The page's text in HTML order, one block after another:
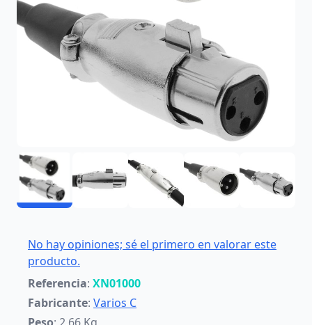
No hay opiniones; sé el primero en valorar este
producto.
Referencia: XN01000
Fabricante: Varios C